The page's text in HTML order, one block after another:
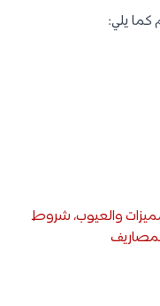
والعيوب، شروط